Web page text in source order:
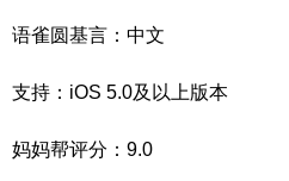
语雀圆基言：中文
支持：iOS 5.0及以上版本
妈妈帮评分：9.0